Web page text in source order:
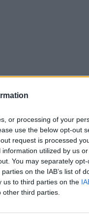
or processing of your
use the below opt-out
request is processed
utilized by us
You may separately
on the IAB’s list of
us to third parties on the
third parties.